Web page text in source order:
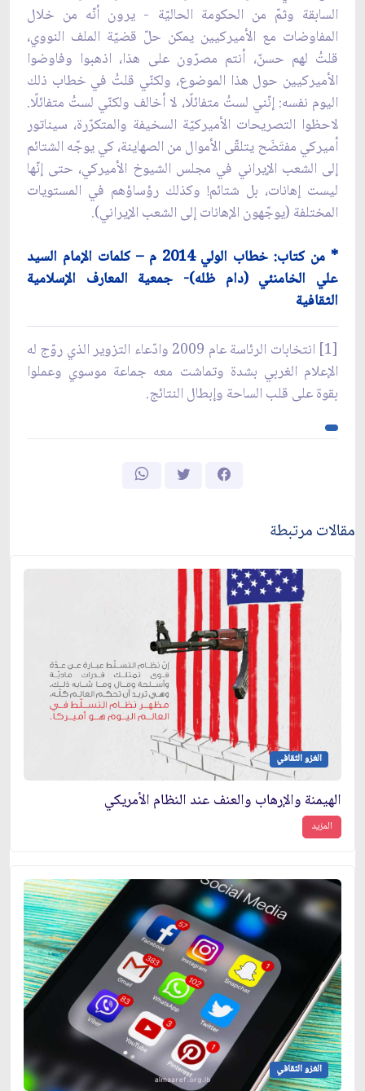
السابقة وثمّ من الحكومة الحاليّة - يرون أنّه من خلال
المفاوضات مع الأميركيين يمكن حلّ قضيّة الملف النووي،
قلتُ لهم حسنٌ، أنتم مصرّون على هذا، اذهبوا وفاوضوا
الأميركيين حول هذا الموضوع، ولكنّي قلتُ في خطاب ذلك
اليوم نفسه: إنّني لستُ متفائلًا، لا أخالف ولكنّي لستُ متفائلًا.
لاحظوا التصريحات الأميركيّة السخيفة والمتكرّرة، سيناتور
أميركي مفتَضَح يتلقّى الأموال من الصهاينة، كي يوجّه الشتائم
إلى الشعب الإيراني في مجلس الشيوخ الأميركي، حتى إنّها
ليست إهانات، بل شتائم! وكذلك رؤساؤهم في المستويات
المختلفة (يوجّهون الإهانات إلى الشعب الإيراني).
* من كتاب: خطاب الولي 2014 م – كلمات الإمام السيد
علي الخامنئي (دام ظله)- جمعية المعارف الإسلامية
الثقافية
[1] انتخابات الرئاسة عام 2009 وادّعاء التزوير الذي روّج له
الإعلام الغربي بشدة وتماشت معه جماعة موسوي وعملوا
بقوة على قلب الساحة وإبطال النتائج.
مقالات مرتبطة
الغزو الثقافي
الهيمنة والإرهاب والعنف عند النظام الأمريكي
المزيد
الغزو الثقافي